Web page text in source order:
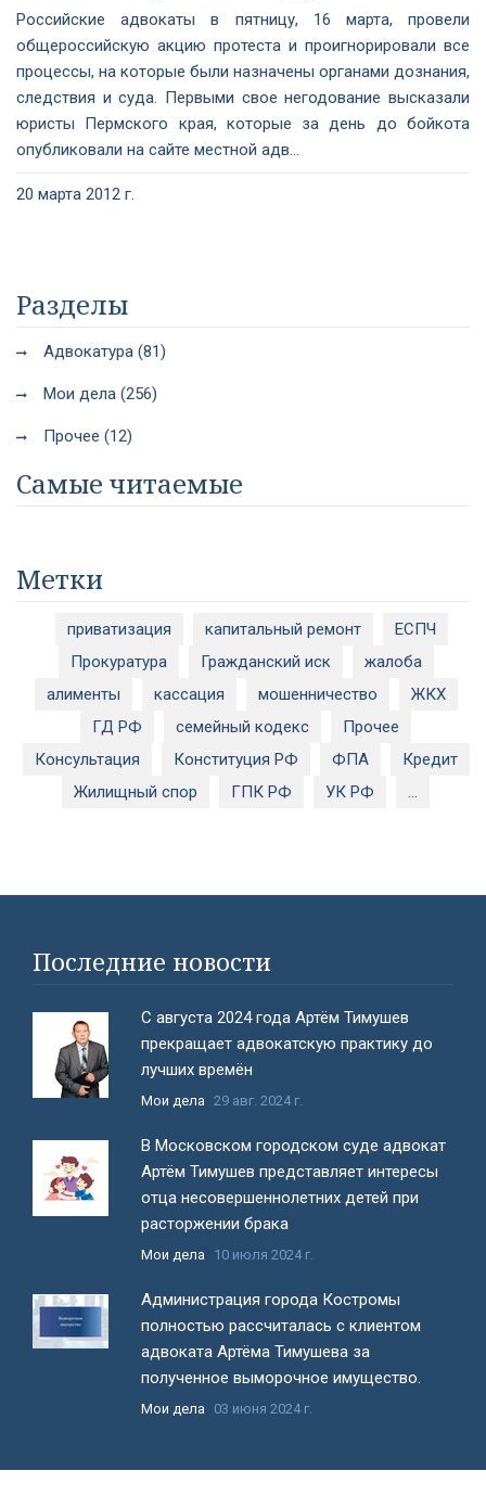
Российские адвокаты в пятницу, 16 марта, провели
общероссийскую акцию протеста и проигнорировали все
процессы, на которые были назначены органами дознания,
следствия и суда. Первыми свое негодование высказали
юристы Пермского края, которые за день до бойкота
опубликовали на сайте местной адв...
20 марта 2012 г.
Разделы
Адвокатура (81)
Мои дела (256)
Прочее (12)
Самые читаемые
Метки
приватизация капитальный ремонт
ЕСПЧ
Прокуратура
Гражданский иск
жалоба
алименты
кассация мошенничество
ЖКХ
ГД РФ
семейный кодекс
Прочее
Консультация
Конституция РФ ФПА
Кредит
Жилищный спор
ГПК РФ УК РФ ...
Последние новости
С августа 2024 года Артём Тимушев
прекращает адвокатскую практику до
лучших времён
Мои дела 29 авг. 2024 г.
В Московском городском суде адвокат
Артём Тимушев представляет интересы
отца несовершеннолетних детей при
расторжении брака
Мои дела 10 июля 2024 г.
Администрация города Костромы
полностью рассчиталась с клиентом
адвоката Артёма Тимушева за
полученное выморочное имущество.
Мои дела 03 июня 2024 г.